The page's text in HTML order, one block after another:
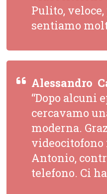
Pulito,
sentiamo
Alessandro 
“Dopo alcuni
cercavamo
moderna.
Antonio,
telefono. Ci